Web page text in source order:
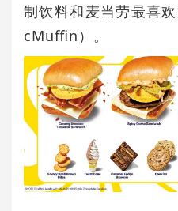
制饮料和麦当劳最喜
cMuffin）。